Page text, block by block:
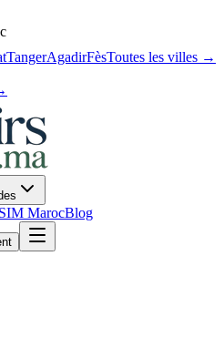
TangerAgadirFèsToutes les villes →
MarocBlog